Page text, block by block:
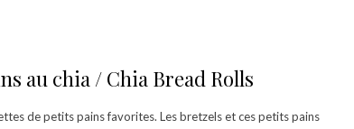
au chia / Chia Bread Rolls
de petits pains favorites. Les bretzels et ces petits pains